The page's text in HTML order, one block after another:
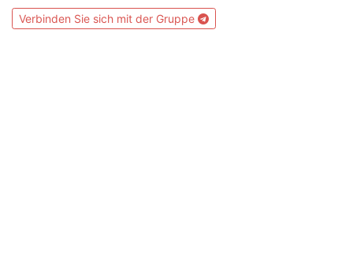
Verbinden Sie sich mit der Gruppe